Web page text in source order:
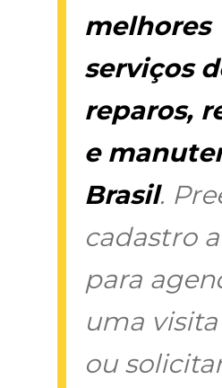
melhores
serviços
reparos,
e
Brasil.
cadastro
para
uma
ou